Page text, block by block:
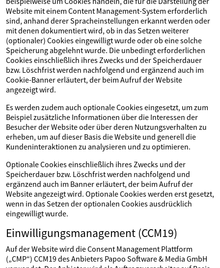
Website mit einem Content Management-System erforderlich
sind, anhand derer Spracheinstellungen erkannt werden oder
mit denen dokumentiert wird, ob in das Setzen weiterer
(optionaler) Cookies eingewilligt wurde oder ob eine solche
Speicherung abgelehnt wurde. Die unbedingt erforderlichen
Cookies einschließlich ihres Zwecks und der Speicherdauer
bzw. Löschfrist werden nachfolgend und ergänzend auch im
Cookie-Banner erläutert, der beim Aufruf der Website
angezeigt wird.
Es werden zudem auch optionale Cookies eingesetzt, um zum
Beispiel zusätzliche Informationen über die Interessen der
Besucher der Website oder über deren Nutzungsverhalten zu
erheben, um auf dieser Basis die Website und generell die
Kundeninteraktionen zu analysieren und zu optimieren.
Optionale Cookies einschließlich ihres Zwecks und der
Speicherdauer bzw. Löschfrist werden nachfolgend und
ergänzend auch im Banner erläutert, der beim Aufruf der
Website angezeigt wird. Optionale Cookies werden erst gesetzt,
wenn in das Setzen der optionalen Cookies ausdrücklich
eingewilligt wurde.
Einwilligungsmanagement (CCM19)
Auf der Website wird die Consent Management Plattform
(„CMP“) CCM19 des Anbieters Papoo Software & Media GmbH